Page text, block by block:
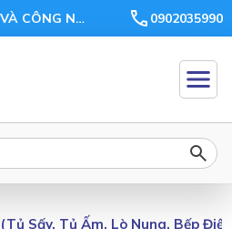
CÔNG TY TNHH THIẾT BỊ VÀ CÔNG NGHỆ CHÂU GIANG 0902035990
Sấy, Tủ Ấm, Lò Nung, Bếp